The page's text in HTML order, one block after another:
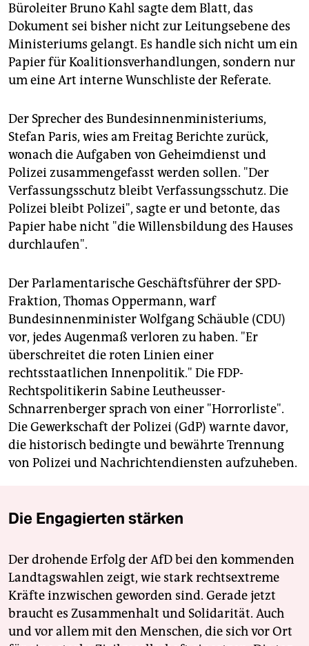
Büroleiter Bruno Kahl sagte dem Blatt, das
Dokument sei bisher nicht zur Leitungsebene des
Ministeriums gelangt. Es handle sich nicht um ein
Papier für Koalitionsverhandlungen, sondern nur
um eine Art interne Wunschliste der Referate.
Der Sprecher des Bundesinnenministeriums,
Stefan Paris, wies am Freitag Berichte zurück,
wonach die Aufgaben von Geheimdienst und
Polizei zusammengefasst werden sollen. "Der
Verfassungsschutz bleibt Verfassungsschutz. Die
Polizei bleibt Polizei", sagte er und betonte, das
Papier habe nicht "die Willensbildung des Hauses
durchlaufen".
Der Parlamentarische Geschäftsführer der SPD-
Fraktion, Thomas Oppermann, warf
Bundesinnenminister Wolfgang Schäuble (CDU)
vor, jedes Augenmaß verloren zu haben. "Er
überschreitet die roten Linien einer
rechtsstaatlichen Innenpolitik." Die FDP-
Rechtspolitikerin Sabine Leutheusser-
Schnarrenberger sprach von einer "Horrorliste".
Die Gewerkschaft der Polizei (GdP) warnte davor,
die historisch bedingte und bewährte Trennung
von Polizei und Nachrichtendiensten aufzuheben.
Die Engagierten stärken
Der drohende Erfolg der AfD bei den kommenden
Landtagswahlen zeigt, wie stark rechtsextreme
Kräfte inzwischen geworden sind. Gerade jetzt
braucht es Zusammenhalt und Solidarität. Auch
und vor allem mit den Menschen, die sich vor Ort